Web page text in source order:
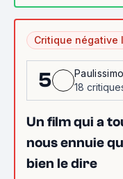
Critique négative
5
Paulissimo
18
Un film qui a
nous ennuie
bien le dire